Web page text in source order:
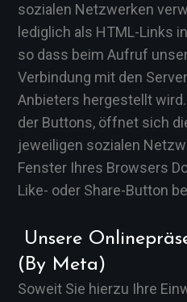
sozialen Netzwerken
lediglich als HTML-Links
so dass beim Aufruf
Verbindung mit den
Anbieters hergestellt
der Buttons, öffnet sich
jeweiligen sozialen
Fenster Ihres Browsers
Like- oder Share-Button
Unsere
(by Meta)
Soweit Sie hierzu Ihre